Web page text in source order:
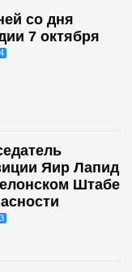
со дня
7 октября
Яир Лапид
Штабе